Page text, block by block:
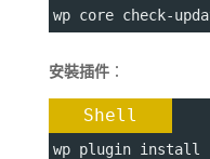
wp core check-
安裝插件：
Shell
wp plugin install